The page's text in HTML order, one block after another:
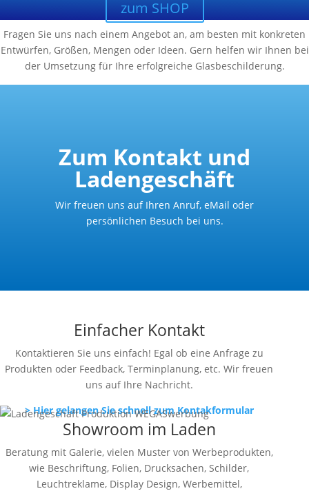
zum SHOP
Fragen Sie uns nach einem Angebot an, am besten mit konkreten
Entwürfen, Größen, Mengen oder Ideen. Gern helfen wir Ihnen bei
der Umsetzung für Ihre erfolgreiche Glasbeschilderung.
Zum Kontakt und
Ladengeschäft
Wir freuen uns auf Ihren Anruf, eMail oder
persönlichen Besuch bei uns.
Einfacher Kontakt
Kontaktieren Sie uns einfach! Egal ob eine Anfrage zu
Produkten oder Feedback, Terminplanung, etc. Wir freuen
uns auf Ihre Nachricht.
> Hier gelangen Sie schnell zum Kontakformular
Showroom im Laden
Beratung mit Galerie, vielen Muster von Werbeprodukten,
wie Beschriftung, Folien, Drucksachen, Schilder,
Leuchtreklame, Display Design, Werbemittel,